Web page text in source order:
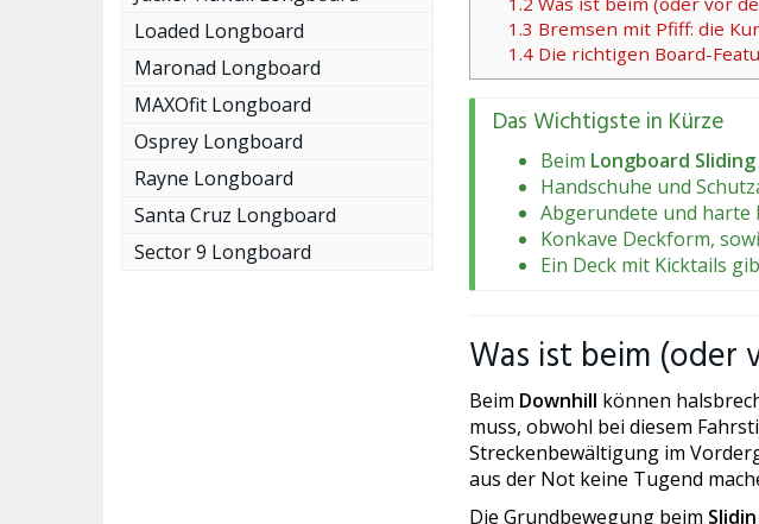
1.3 Bremsen mit Pfiff: die
1.4 Die richtigen Board-
Das Wichtigste in Kürze
Beim Longboard Sliding
Handschuhe und
Abgerundete und harte
Konkave Deckform,
Ein Deck mit Kicktails
Was ist beim (oder
Beim Downhill können
muss, obwohl bei diesem
Streckenbewältigung im
aus der Not keine Tugend
Die Grundbewegung beim
Loaded Longboard
Maronad Longboard
MAXOfit Longboard
Osprey Longboard
Rayne Longboard
Santa Cruz Longboard
Sector 9 Longboard